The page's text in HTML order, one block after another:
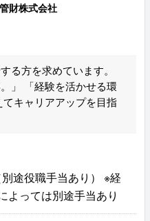
財株式会社
る方を求めています。
」 「経験を活かせる環
キャリアアップを目指
途役職手当あり） ※経
よっては別途手当あり